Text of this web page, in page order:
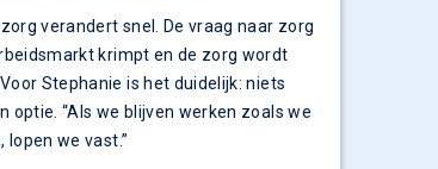
verandert snel. De vraag naar zorg
krimpt en de zorg wordt
Stephanie is het duidelijk: niets
optie. “Als we blijven werken zoals we
lopen we vast.”